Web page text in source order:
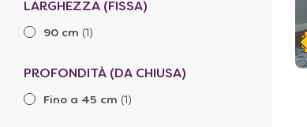
LARGHEZZA (FISSA)
90 cm (1)
PROFONDITÀ (DA CHIUSA)
Fino a 45 cm (1)